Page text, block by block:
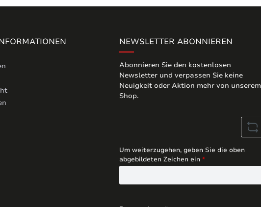
NEWSLETTER ABONNIEREN
Abonnieren Sie den kostenlosen
Newsletter und verpassen Sie keine
Neuigkeit oder Aktion mehr von unserem
Shop.
Um weiterzugehen, geben Sie die oben
abgebildeten Zeichen ein *